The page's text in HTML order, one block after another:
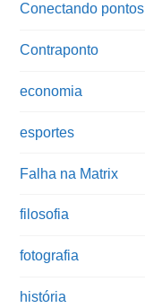
Conectando pontos
Contraponto
economia
esportes
Falha na Matrix
filosofia
fotografia
história